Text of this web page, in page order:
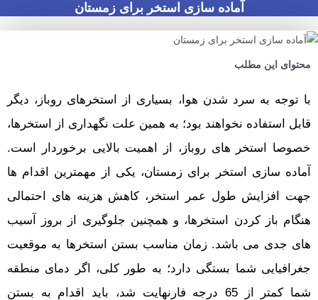
آماده سازی استخر برای زمستان
محتوای این مطلب
با توجه به سرد شدن هوا، بسیاری از استخرهای روباز، دیگر
قابل استفاده نخواهند بود؛ به همین علت نگهداری از استخرها،
خصوصا استخر های روباز، از اهمیت بالایی برخوردار است.
آماده سازی استخر برای زمستان، یکی از مهمترین اقدام ها
جهت افزایش طول عمر استخر، کاهش هزینه های احتمالی
هنگام باز کردن استخرها، و همچنین جلوگیری از بروز آسیب
های جدی می باشد. زمان مناسب بستن استخرها به موقعیت
جغرافیایی شما بستگی دارد؛ به طور کلی، اگر دمای منطقه
شما کمتر از 65 درجه فارنهایت شد، باید اقدام به بستن